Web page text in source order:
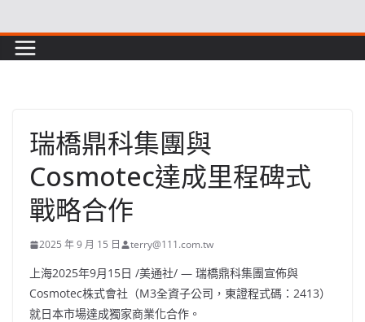
to
content
瑞橋鼎科集團與
Cosmotec達成里程碑式
戰略合作
2025 年 9 月 15 日 terry@111.com.tw
上海2025年9月15日 /美通社/ — 瑞橋鼎科集團宣佈與
Cosmotec株式會社（M3全資子公司，東證程式碼：2413）
就日本市場達成獨家商業化合作。